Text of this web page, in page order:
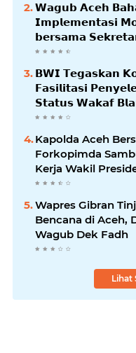
𝗪𝗮𝗴𝘂𝗯 𝗔𝗰𝗲𝗵
𝗜𝗺𝗽𝗹𝗲𝗺𝗲𝗻𝘁𝗮𝘀𝗶
𝗯𝗲𝗿𝘀𝗮𝗺𝗮
𝗕𝗪𝗜 𝗧𝗲𝗴𝗮𝘀𝗸𝗮𝗻
𝗙𝗮𝘀𝗶𝗹𝗶𝘁𝗮𝘀𝗶
𝗦𝘁𝗮𝘁𝘂𝘀 𝗪𝗮𝗸𝗮𝗳
Kapolda Aceh
Forkopimda
Kerja Wakil
Kabupaten Bireuen
Wapres Gibran
Bencana di Aceh,
Wagub Dek Fadh
Lihat